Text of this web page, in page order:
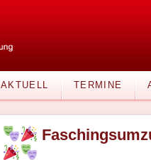
AKTUELL TERMINE